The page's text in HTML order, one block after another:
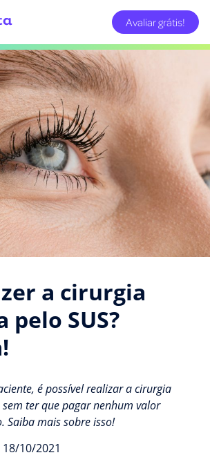
Avaliar grátis!
a cirurgia
SUS?
é possível realizar a cirurgia
sem ter que pagar nenhum valor
Saiba mais sobre isso!
18/10/2021